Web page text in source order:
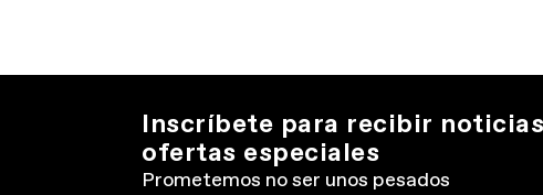
Inscríbete para recibir
ofertas especiales
Prometemos no ser unos pesados